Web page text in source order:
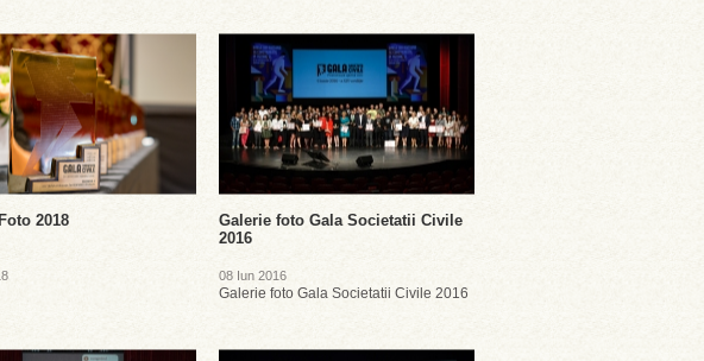
?
2018
Galerie foto Gala Societatii Civile
2016
08 Iun 2016
Galerie foto Gala Societatii Civile 2016